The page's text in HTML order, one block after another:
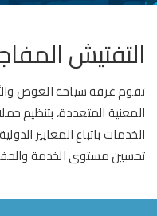
التفتيش
تقوم غرفة سياحة الغوص
المعنية المتعددة، بتنظيم
الخدمات باتباع المعايير
تحسين مستوى الخدمة